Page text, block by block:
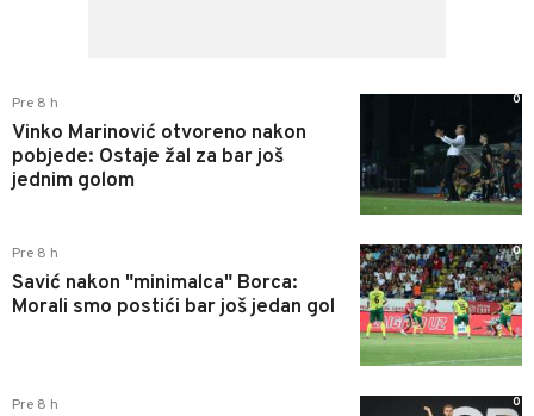
Pre 8 h
Vinko Marinović otvoreno nakon
pobjede: Ostaje žal za bar još
jednim golom
0
Pre 8 h
Savić nakon "minimalca" Borca:
Morali smo postići bar još jedan gol
0
Pre 8 h 0